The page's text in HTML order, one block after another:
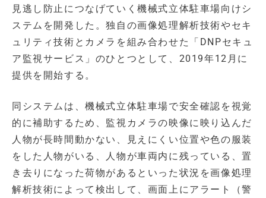
見逃し防止につなげていく機械式立体駐車場向けシ
ステムを開発した。独自の画像処理解析技術やセキ
ュリティ技術とカメラを組み合わせた「DNPセキュ
ア監視サービス」のひとつとして、2019年12月に
提供を開始する。
同システムは、機械式立体駐車場で安全確認を視覚
的に補助するため、監視カメラの映像に映り込んだ
人物が長時間動かない、見えにくい位置や色の服装
をした人物がいる、人物が車両内に残っている、置
き去りになった荷物があるといった状況を画像処理
解析技術によって検出して、画面上にアラート（警